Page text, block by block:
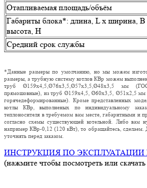
Отапливаемая площадь/объём
Габариты блока*: длина, L х ширина, B
высота, H
Средний срок службы
*Данные размеры по умолчанию, но мы можем
размеры, а трубную систему котлов КВр можем
труб Ø159х4,5,Ø76х3,5,Ø57х3,5,Ø48х3,5 мм
прямошовные), из труб Ø159х4,5, Ø60х3,5, Ø51х2,5
горячедеформированные). Кроме представленных
котлы КВр, выполненых по индивидуальному
теплоносителя в требуемом вам месте, габаритными и
согласно схемы существующей котельной. Либо вам
например КВр-0,12 (120 кВт), то обращайтесь,
уточнять перед заказом.
ИНСТРУКЦИЯ ПО ЭКСПЛУАТАЦИИ
(нажмите чтобы посмотреть или